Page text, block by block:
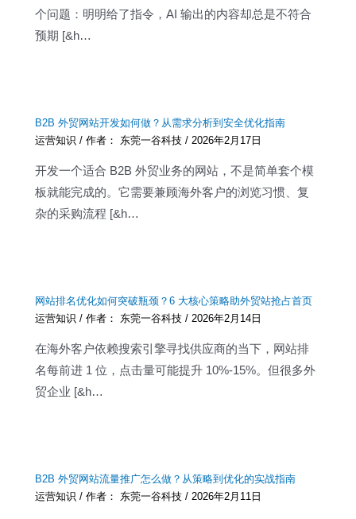
个问题：明明给了指令，AI 输出的内容却总是不符合
预期 [&h…
B2B 外贸网站开发如何做？从需求分析到安全优化指南
运营知识 / 作者： 东莞一谷科技/2026年2月17日
开发一个适合 B2B 外贸业务的网站，不是简单套个模
板就能完成的。它需要兼顾海外客户的浏览习惯、复
杂的采购流程 [&h…
网站排名优化如何突破瓶颈？6 大核心策略助外贸站抢占首页
运营知识 / 作者： 东莞一谷科技/2026年2月14日
在海外客户依赖搜索引擎寻找供应商的当下，网站排
名每前进 1 位，点击量可能提升 10%-15%。但很多外
贸企业 [&h…
B2B 外贸网站流量推广怎么做？从策略到优化的实战指南
运营知识 / 作者： 东莞一谷科技/ 2026年2月11日